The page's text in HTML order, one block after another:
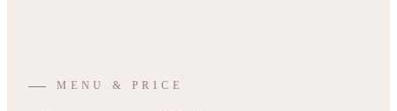
MENU & PRICE